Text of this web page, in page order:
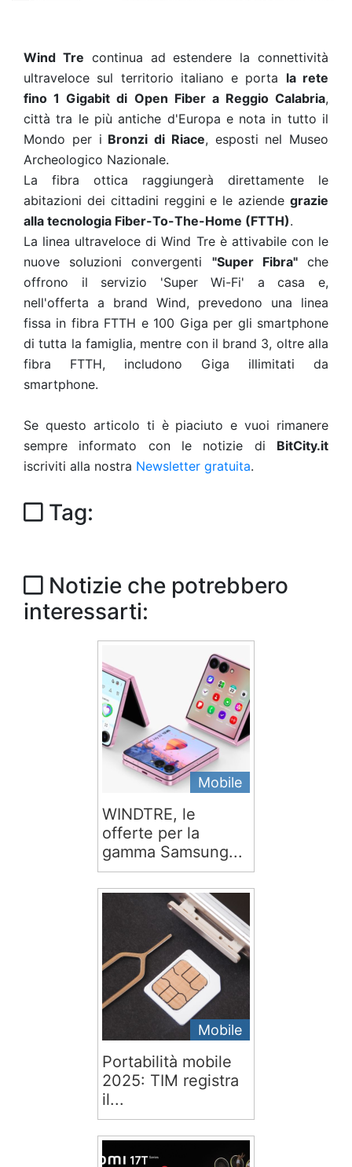
Wind Tre continua ad estendere la connettività
ultraveloce sul territorio italiano e porta la rete
fino 1 Gigabit di Open Fiber a Reggio Calabria,
città tra le più antiche d'Europa e nota in tutto il
Mondo per i Bronzi di Riace, esposti nel Museo
Archeologico Nazionale.
La fibra ottica raggiungerà direttamente le
abitazioni dei cittadini reggini e le aziende grazie
alla tecnologia Fiber-To-The-Home (FTTH).
La linea ultraveloce di Wind Tre è attivabile con le
nuove soluzioni convergenti "Super Fibra"che
offrono il servizio 'Super Wi-Fi' a casa e,
nell'offerta a brand Wind, prevedono una linea
fissa in fibra FTTH e 100 Giga per gli smartphone
di tutta la famiglia, mentre con il brand 3, oltre alla
fibra FTTH, includono Giga illimitati da
smartphone.
Se questo articolo ti è piaciuto e vuoi rimanere
sempre informato con le notizie di BitCity.it
iscriviti alla nostra Newsletter gratuita.
Tag:
Notizie che potrebbero
interessarti:
Mobile
WINDTRE, le
offerte per la
gamma Samsung...
Mobile
Portabilità mobile
2025: TIM registra
il...